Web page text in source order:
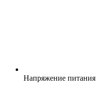
Напряжение питания